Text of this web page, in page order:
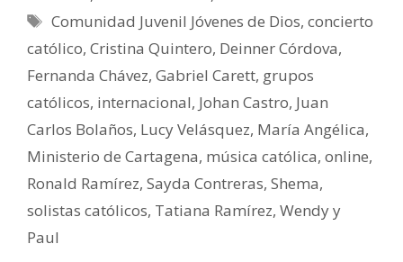
Etiquetas
Comunidad Juvenil Jóvenes de Dios,concierto
católico, Cristina Quintero, Deinner Córdova,
Fernanda Chávez, Gabriel Carett, grupos
católicos, internacional, Johan Castro, Juan
Carlos Bolaños, Lucy Velásquez, María Angélica,
Ministerio de Cartagena, música católica, online,
Ronald Ramírez, Sayda Contreras, Shema,
solistas católicos, Tatiana Ramírez, Wendy y
Paul